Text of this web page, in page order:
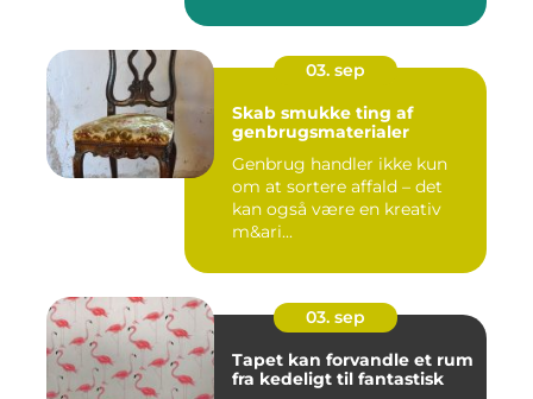
03. sep
Skab smukke ting af
genbrugsmaterialer
Genbrug handler ikke kun
om at sortere affald – det
kan også være en kreativ
m&ari...
03. sep
Tapet kan forvandle et rum
fra kedeligt til fantastisk